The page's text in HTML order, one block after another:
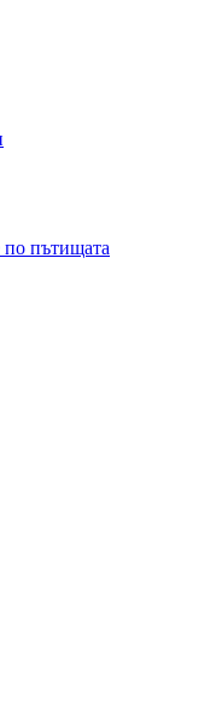
по пътищата